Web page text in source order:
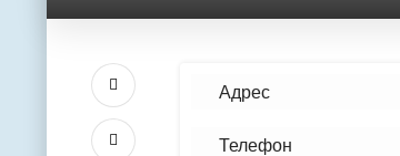
Адрес
Телефон